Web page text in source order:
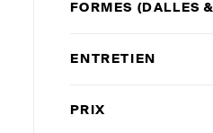
FORMES (DALLES&
ENTRETIEN
PRIX